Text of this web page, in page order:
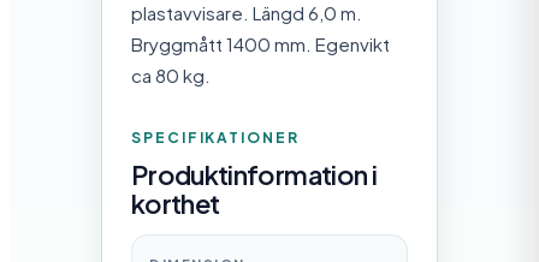
plastavvisare. Längd 6,0 m.
Bryggmått 1400 mm. Egenvikt
ca 80 kg.
SPECIFIKATIONER
Produktinformation i
korthet